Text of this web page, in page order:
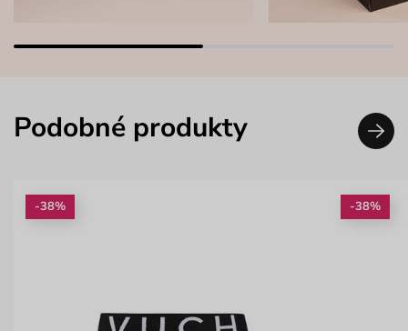
Podobné produkty
-38% -38%